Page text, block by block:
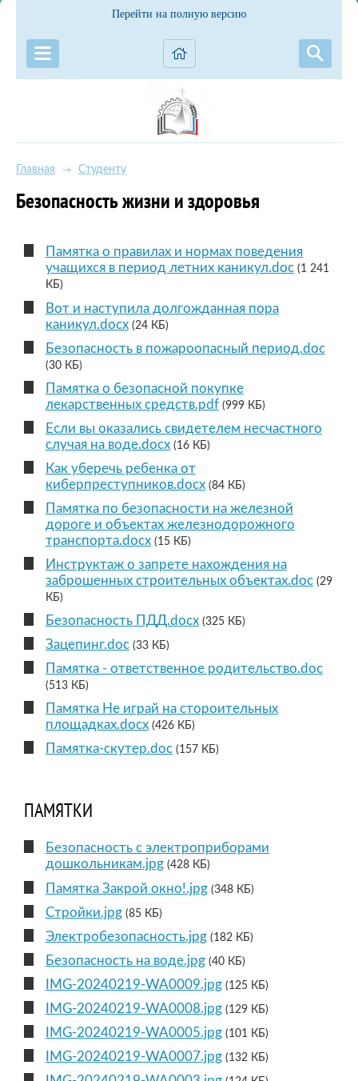
Перейти на полную версию
Главная → Студенту
Безопасность жизни и здоровья
Памятка о правилах и нормах поведения
учащихся в период летних каникул.doc (1 241
КБ)
Вот и наступила долгожданная пора
каникул.docx (24 КБ)
Безопасность в пожароопасный период.doc
(30 КБ)
Памятка о безопасной покупке
лекарственных средств.pdf (999 КБ)
Если вы оказались свидетелем несчастного
случая на воде.docx (16 КБ)
Как уберечь ребенка от
киберпреступников.docx (84 КБ)
Памятка по безопасности на железной
дороге и объектах железнодорожного
транспорта.docx (15 КБ)
Инструктаж о запрете нахождения на
заброшенных строительных объектах.doc (29
КБ)
Безопасность ПДД.docx (325 КБ)
Зацепинг.doc (33 КБ)
Памятка - ответственное родительство.doc
(513 КБ)
Памятка Не играй на стороительных
площадках.docx (426 КБ)
Памятка-скутер.doc (157 КБ)
ПАМЯТКИ
Безопасность с электроприборами
дошкольникам.jpg (428 КБ)
Памятка Закрой окно!.jpg (348 КБ)
Стройки.jpg (85 КБ)
Электробезопасность.jpg (182 КБ)
Безопасность на воде.jpg (40 КБ)
IMG-20240219-WA0009.jpg (125 КБ)
IMG-20240219-WA0008.jpg (129 КБ)
IMG-20240219-WA0005.jpg (101 КБ)
IMG-20240219-WA0007.jpg (132 КБ)